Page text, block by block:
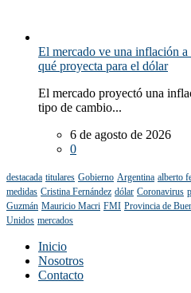
El mercado ve una inflación a
qué proyecta para el dólar
El mercado proyectó una
tipo de cambio...
6 de agosto de 2026
0
destacada titulares Gobierno Argentina alberto
medidas Cristina Fernández dólar Coronavirus
Guzmán Mauricio Macri FMI Provincia de
Unidos mercados
Inicio
Nosotros
Contacto